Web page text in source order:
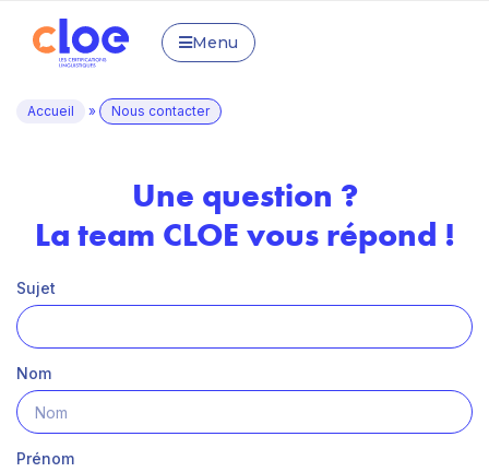
Menu
Accueil » Nous contacter
Une question ?
La team CLOE vous répond !
Sujet
Nom
Prénom